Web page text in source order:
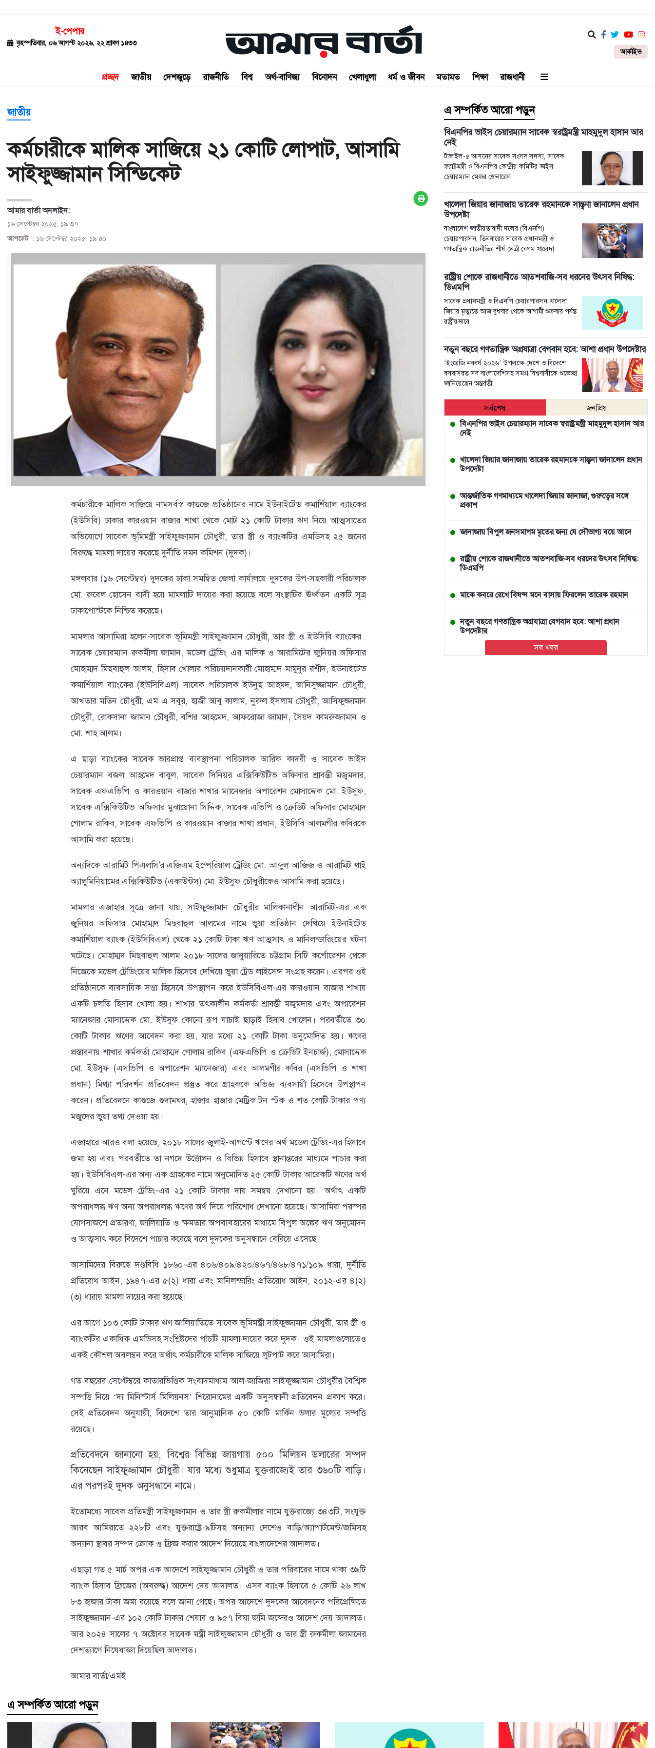
ই-পেপার
বৃহস্পতিবার, ০৬ আগস্ট ২০২৬, ২২ শ্রাবণ ১৪৩৩
আর্কাইভ
প্রচ্ছদ জাতীয় দেশজুড়ে রাজনীতি বিশ্ব অর্থ-বাণিজ্য বিনোদন খেলাধুলা ধর্ম ও জীবন মতামত শিক্ষা রাজধানী
জাতীয়
রাজনীতি
বিশ্ব
বাণিজ্য
বিনোদন
ধর্ম
জীবন
ক্যারিয়ার
তথ্যপ্রযুক্তি
লাইফস্টাইল
জাতীয়
কর্মচারীকে মালিক সাজিয়ে ২১ কোটি লোপাট, আসামি
সাইফুজ্জামান সিন্ডিকেট
আমার বার্তা অনলাইন:
১৬ সেপ্টেম্বর ২০২৫, ১৯:৩৭
আপডেট : ১৬ সেপ্টেম্বর ২০২৫, ১৯:৪০
কর্মচারীকে মালিক সাজিয়ে নামসর্বস্ব কাগুজে প্রতিষ্ঠানের নামে ইউনাইটেড কমার্শিয়াল ব্যাংকের
(ইউসিবি) ঢাকার কারওয়ান বাজার শাখা থেকে মোট ২১ কোটি টাকার ঋণ নিয়ে আত্মসাতের
অভিযোগে সাবেক ভূমিমন্ত্রী সাইফুজ্জামান চৌধুরী, তার স্ত্রী ও ব্যাংকটির এমডিসহ ২৫ জনের
বিরুদ্ধে মামলা দায়ের করেছে দুর্নীতি দমন কমিশন (দুদক)।
মঙ্গলবার (১৬ সেপ্টেম্বর) দুদকের ঢাকা সমন্বিত জেলা কার্যালয়ে দুদকের উপ-সহকারী পরিচালক
মো. রুবেল হোসেন বাদী হয়ে মামলাটি দায়ের করা হয়েছে বলে সংস্থাটির ঊর্ধ্বতন একটি সূত্র
ঢাকাপোস্টকে নিশ্চিত করেছে।
মামলার আসামিরা হলেন-সাবেক ভূমিমন্ত্রী সাইফুজ্জামান চৌধুরী, তার স্ত্রী ও ইউসিবি ব্যাংকের
সাবেক চেয়ারম্যান রুকমীলা জামান, মডেল ট্রেডিং এর মালিক ও আরামিটের জুনিয়র অফিসার
মোহাম্মদ মিছবাহুল আলম, হিসাব খোলার পরিচয়দানকারী মোহাম্মদ মামুনুর রশীদ, ইউনাইটেড
কমার্শিয়াল ব্যাংকের (ইউসিবিএল) সাবেক পরিচালক ইউনুছ আহমদ, আনিসুজ্জামান চৌধুরী,
আখতার মতিন চৌধুরী, এম এ সবুর, হাজী আবু কালাম, নুরুল ইসলাম চৌধুরী, আসিফুজ্জামান
চৌধুরী, রোকসানা জামান চৌধুরী, বশির আহমেদ, আফরোজা জামান, সৈয়দ কামরুজ্জামান ও
মো. শাহ আলম।
এ ছাড়া ব্যাংকের সাবেক ভারপ্রাপ্ত ব্যবস্থাপনা পরিচালক আরিফ কাদরী ও সাবেক ভাইস
চেয়ারম্যান বজল আহমেদ বাবুল, সাবেক সিনিয়র এক্সিকিউটিভ অফিসার শ্রাবন্তী মজুমদার,
সাবেক এফএভিপি ও কারওয়ান বাজার শাখার ম্যানেজার অপারেশন মোসাদ্দেক মো. ইউসুফ,
সাবেক এক্সিকিউটিভ অফিসার মুঝায়োনা সিদ্দিক, সাবেক এভিপি ও ক্রেডিট অফিসার মোহাম্মদ
গোলাম রাকিব, সাবেক এফভিপি ও কারওয়ান বাজার শাখা প্রধান, ইউসিবি আলমগীর কবিরকে
আসামি করা হয়েছে।
অন্যদিকে আরামিট পিএলসি'র এজিএম ইম্পেরিয়াল ট্রেডিং মো. আব্দুল আজিজ ও আরামিট থাই
অ্যালুমিনিয়ামের এক্সিকিউটিভ (একাউন্টস) মো. ইউসুফ চৌধুরীকেও আসামি করা হয়েছে।
মামলার এজাহার সূত্রে জানা যায়, সাইফুজ্জামান চৌধুরীর মালিকানাধীন আরামিট-এর এক
জুনিয়র অফিসার মোহাম্মদ মিছবাহুল আলমের নামে ভুয়া প্রতিষ্ঠান দেখিয়ে ইউনাইটেড
কমার্শিয়াল ব্যাংক (ইউসিবিএল) থেকে ২১ কোটি টাকা ঋণ আত্মসাৎ ও মানিলন্ডারিংয়ের ঘটনা
ঘটেছে। মোহাম্মদ মিছবাহুল আলম ২০১৮ সালের জানুয়ারিতে চট্টগ্রাম সিটি কর্পোরেশন থেকে
নিজেকে মডেল ট্রেডিংয়ের মালিক হিসেবে দেখিয়ে ভুয়া ট্রেড লাইসেন্স সংগ্রহ করেন। এরপর ওই
প্রতিষ্ঠানকে ব্যবসায়িক সত্তা হিসেবে উপস্থাপন করে ইউসিবিএল-এর কারওয়ান বাজার শাখায়
একটি চলতি হিসাব খোলা হয়। শাখার তৎকালীন কর্মকর্তা শ্রাবন্তী মজুমদার এবং অপারেশন
ম্যানেজার মোসাদ্দেক মো. ইউসুফ কোনো রূপ যাচাই ছাড়াই হিসাব খোলেন। পরবর্তীতে ৩০
কোটি টাকার ঋণের আবেদন করা হয়, যার মধ্যে ২১ কোটি টাকা অনুমোদিত হয়। ঋণের
প্রস্তাবনায় শাখার কর্মকর্তা মোহাম্মদ গোলাম রাকিব (এফএভিপি ও ক্রেডিট ইনচার্জ), মোসাদ্দেক
মো. ইউসুফ (এসভিপি ও অপারেশন ম্যানেজার) এবং আলমগীর কবির (এসভিপি ও শাখা
প্রধান) মিথ্যা পরিদর্শন প্রতিবেদন প্রস্তুত করে গ্রাহককে অভিজ্ঞ ব্যবসায়ী হিসেবে উপস্থাপন
করেন। প্রতিবেদনে কাগুজে গুদামঘর, হাজার হাজার মেট্রিক টন স্টক ও শত কোটি টাকার পণ্য
মজুদের ভুয়া তথ্য দেওয়া হয়।
এজাহারে আরও বলা হয়েছে, ২০১৮ সালের জুলাই-আগস্টে ঋণের অর্থ মডেল ট্রেডিং-এর হিসাবে
জমা হয় এবং পরবর্তীতে তা নগদে উত্তোলন ও বিভিন্ন হিসাবে স্থানান্তরের মাধ্যমে পাচার করা
হয়। ইউসিবিএল-এর অন্য এক গ্রাহকের নামে অনুমোদিত ২৫ কোটি টাকার আরেকটি ঋণের অর্থ
ঘুরিয়ে এনে মডেল ট্রেডিং-এর ২১ কোটি টাকার দায় সমন্বয় দেখানো হয়। অর্থাৎ একটি
অপরাধলব্ধ ঋণ অন্য অপরাধলব্ধ ঋণের অর্থ দিয়ে পরিশোধ দেখানো হয়েছে। আসামিরা পরস্পর
যোগসাজশে প্রতারণা, জালিয়াতি ও ক্ষমতার অপব্যবহারের মাধ্যমে বিপুল অঙ্কের ঋণ অনুমোদন
ও আত্মসাৎ করে বিদেশে পাচার করেছে বলে দুদকের অনুসন্ধানে বেরিয়ে এসেছে।
আসামিদের বিরুদ্ধে দণ্ডবিধি ১৮৬০-এর ৪০৬/৪০৯/৪২০/৪৬৭/৪৬৮/৪৭১/১০৯ ধারা, দুর্নীতি
প্রতিরোধ আইন, ১৯৪৭-এর ৫(২) ধারা এবং মানিলন্ডারিং প্রতিরোধ আইন, ২০১২-এর ৪(২)
(৩) ধারায় মামলা দায়ের করা হয়েছে।
এর আগে ১০৩ কোটি টাকার ঋণ জালিয়াতিতে সাবেক ভূমিমন্ত্রী সাইফুজ্জামান চৌধুরী, তার স্ত্রী ও
ব্যাংকটির একাধিক এমডিসহ সংশ্লিষ্টদের পাঁচটি মামলা দায়ের করে দুদক। ওই মামলাগুলোতেও
একই কৌশল অবলম্বন করে অর্থাৎ কর্মচারীকে মালিক সাজিয়ে লুটপাট করে আসামিরা।
গত বছরের সেপ্টেম্বরে কাতারভিত্তিক সংবাদমাধ্যম আল-জাজিরা সাইফুজ্জামান চৌধুরীর বৈশ্বিক
সম্পত্তি নিয়ে ‘দ্য মিনিস্টার্স মিলিয়নস’ শিরোনামের একটি অনুসন্ধানী প্রতিবেদন প্রকাশ করে।
সেই প্রতিবেদন অনুযায়ী, বিদেশে তার আনুমানিক ৫০ কোটি মার্কিন ডলার মূল্যের সম্পত্তি
রয়েছে।
প্রতিবেদনে জানানো হয়, বিশ্বের বিভিন্ন জায়গায় ৫০০ মিলিয়ন ডলারের সম্পদ
কিনেছেন সাইফুজ্জামান চৌধুরী। যার মধ্যে শুধুমাত্র যুক্তরাজ্যেই তার ৩৬০টি বাড়ি।
এর পরপরই দুদক অনুসন্ধানে নামে।
ইতোমধ্যে সাবেক প্রতিমন্ত্রী সাইফুজ্জামান ও তার স্ত্রী রুকমীলার নামে যুক্তরাজ্যে ৩৪৩টি, সংযুক্ত
আরব আমিরাতে ২২৮টি এবং যুক্তরাষ্ট্রে-৯টিসহ অন্যান্য দেশেও বাড়ি/অ্যাপার্টমেন্ট/জমিসহ
অন্যান্য স্থাবর সম্পদ ক্রোক ও ফ্রিজ করার আদেশ দিয়েছে বাংলাদেশের আদালত।
এছাড়া গত ৫ মার্চ অপর এক আদেশে সাইফুজ্জামান চৌধুরী ও তার পরিবারের নামে থাকা ৩৯টি
ব্যাংক হিসাব ফ্রিজের (অবরুদ্ধ) আদেশ দেয় আদালত। এসব ব্যাংক হিসাবে ৫ কোটি ২৬ লাখ
৮৩ হাজার টাকা জমা রয়েছে বলে জানা গেছে। অপর আদেশে দুদকের আবেদনের পরিপ্রেক্ষিতে
সাইফুজ্জামান-এর ১০২ কোটি টাকার শেয়ার ও ৯৫৭ বিঘা জমি জব্দেরও আদেশ দেয় আদালত।
আর ২০২৪ সালের ৭ অক্টোবর সাবেক মন্ত্রী সাইফুজ্জামান চৌধুরী ও তার স্ত্রী রুকমীলা জামানের
দেশত্যাগে নিষেধাজ্ঞা দিয়েছিল আদালত।
আমার বার্তা/এমই
এ সম্পর্কিত আরো পড়ুন
বিএনপির ভাইস চেয়ারম্যান সাবেক স্বরাষ্ট্রমন্ত্রী মাহমুদুল হাসান আর
নেই
টাঙ্গাইল-৫ আসনের সাবেক সংসদ সদস্য, সাবেক
স্বরাষ্ট্রমন্ত্রী ও বিএনপির কেন্দ্রীয় কমিটির ভাইস
চেয়ারম্যান মেজর জেনারেল
খালেদা জিয়ার জানাজায় তারেক রহমানকে সান্ত্বনা জানালেন প্রধান
উপদেষ্টা
বাংলাদেশ জাতীয়তাবাদী দলের (বিএনপি)
চেয়ারপারসন, তিনবারের সাবেক প্রধানমন্ত্রী ও
গণতান্ত্রিক রাজনীতির শীর্ষ নেত্রী বেগম খালেদা
রাষ্ট্রীয় শোকে রাজধানীতে আতশবাজি-সব ধরনের উৎসব নিষিদ্ধ:
ডিএমপি
সাবেক প্রধানমন্ত্রী ও বিএনপি চেয়ারপারসন খালেদা
জিয়ার মৃত্যুতে আজ বুধবার থেকে আগামী শুক্রবার পর্যন্ত
রাষ্ট্রীয়ভাবে
নতুন বছরে গণতান্ত্রিক অগ্রযাত্রা বেগবান হবে: আশা প্রধান উপদেষ্টার
‘ইংরেজি নববর্ষ ২০২৬’ উপলক্ষে দেশে ও বিদেশে
বসবাসরত সব বাংলাদেশিসহ সমগ্র বিশ্ববাসীকে শুভেচ্ছা
জানিয়েছেন অন্তর্বর্তী
সর্বশেষ
জনপ্রিয়
বিএনপির ভাইস চেয়ারম্যান সাবেক স্বরাষ্ট্রমন্ত্রী মাহমুদুল হাসান আর
নেই
খালেদা জিয়ার জানাজায় তারেক রহমানকে সান্ত্বনা জানালেন প্রধান
উপদেষ্টা
আন্তর্জাতিক গণমাধ্যমে খালেদা জিয়ার জানাজা, গুরুত্বের সঙ্গে
প্রকাশ
জানাজায় বিপুল জনসমাগম মৃতের জন্য যে সৌভাগ্য বয়ে আনে
রাষ্ট্রীয় শোকে রাজধানীতে আতশবাজি-সব ধরনের উৎসব নিষিদ্ধ:
ডিএমপি
মাকে কবরে রেখে বিষণ্ন মনে বাসায় ফিরলেন তারেক রহমান
নতুন বছরে গণতান্ত্রিক অগ্রযাত্রা বেগবান হবে: আশা প্রধান
উপদেষ্টার
ভারতে চলন্ত ভ্যানে তরুণীকে সংঘবদ্ধ ধর্ষণ, ২ ঘণ্টা পর রাস্তায়
সব খবর
এ সম্পর্কিত আরো পড়ুন